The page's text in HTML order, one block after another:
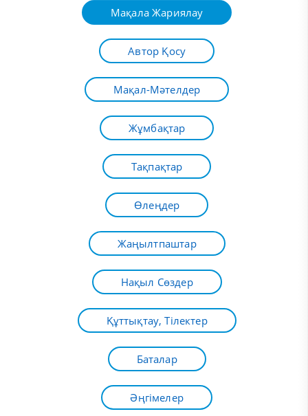
Мақала Жариялау
Автор Қосу
Мақал-Мәтелдер
Жұмбақтар
Тақпақтар
Өлеңдер
Жаңылтпаштар
Нақыл Сөздер
Құттықтау, Тілектер
Баталар
Әңгімелер